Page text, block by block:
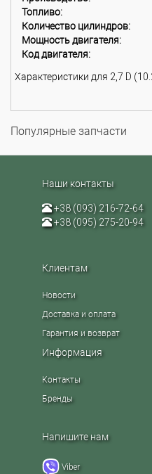
Топливо:
Количество цилиндров:
Мощность двигателя:
Код двигателя:
Характеристики для 2,7 D
Популярные запчасти
Наши контакты
+38 (093) 216-72-64
+38 (095) 275-20-94
Клиентам
Новости
Доставка и оплата
Гарантия и возврат
Информация
Контакты
Бренды
Напишите нам
Viber